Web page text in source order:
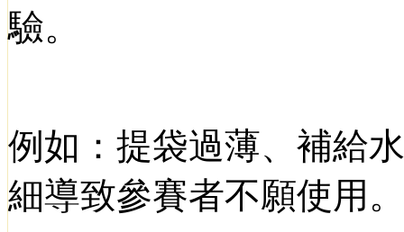
驗。
例如：提袋過薄、補給
細導致參賽者不願使用。